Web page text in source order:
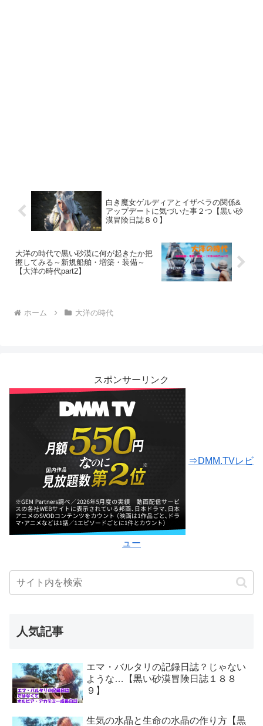
白き魔女ゲルディアとイザベラの関係&
アップデートに気づいた事２つ【黒い砂
漠冒険日誌８０】
大洋の時代で黒い砂漠に何が起きたか把
握してみる～新規船舶・増築・装備～
【大洋の時代part2】
ホーム 大洋の時代
スポンサーリンク
⇒DMM.TVレビ
ュー
人気記事
エマ・バルタリの記録日誌？じゃない
ような…【黒い砂漠冒険日誌１８８
９】
生気の水晶と生命の水晶の作り方【黒